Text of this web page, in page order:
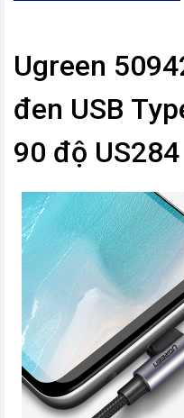
Ugreen
đen USB
90 độ US284